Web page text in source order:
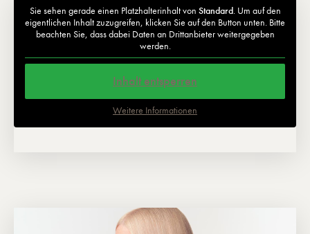
Sie sehen gerade einen Platzhalterinhalt von Standard. Um auf den
eigentlichen Inhalt zuzugreifen, klicken Sie auf den Button unten. Bitte
beachten Sie, dass dabei Daten an Drittanbieter weitergegeben
werden.
Inhalt entsperren
Weitere Informationen